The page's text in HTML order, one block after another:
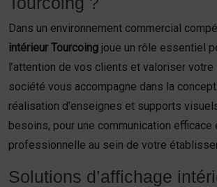
Dans un environnement commercial
intérieur Tourcoing joue un rôle essentiel
l’attention de vos clients et valoriser votre
société vous accompagne dans la
réalisation d’enseignes et supports
besoins, pour une communication efficace
professionnelle au sein de votre
Solutions d’affichage